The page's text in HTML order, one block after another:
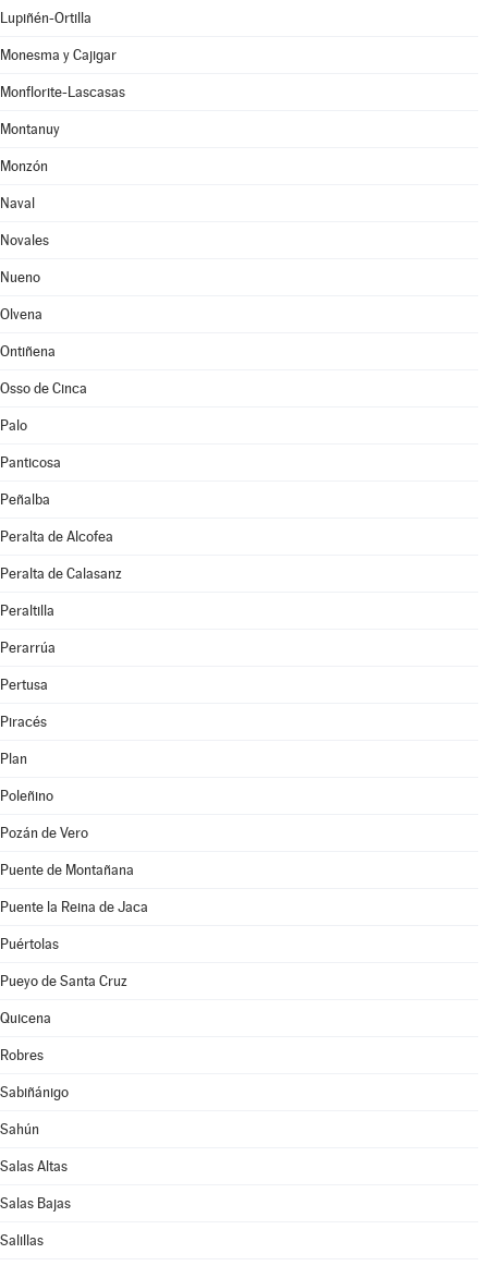
Lupiñén-Ortilla
Monesma y Cajigar
Monflorite-Lascasas
Montanuy
Monzón
Naval
Novales
Nueno
Olvena
Ontiñena
Osso de Cinca
Palo
Panticosa
Peñalba
Peralta de Alcofea
Peralta de Calasanz
Peraltilla
Perarrúa
Pertusa
Piracés
Plan
Poleñino
Pozán de Vero
Puente de Montañana
Puente la Reina de Jaca
Puértolas
Pueyo de Santa Cruz
Quicena
Robres
Sabiñánigo
Sahún
Salas Altas
Salas Bajas
Salillas